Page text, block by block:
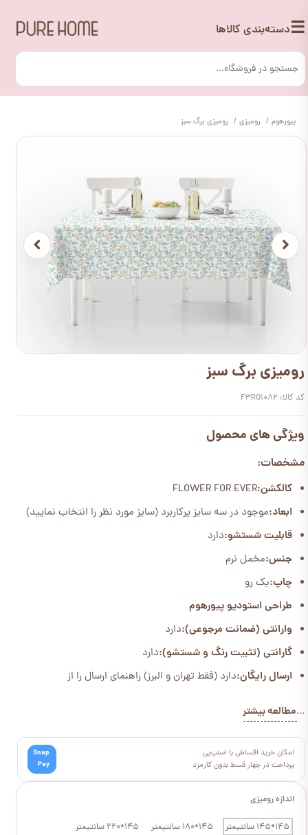
☰دسته‌بندی کالاها
پیورهوم رومیزی رومیزی برگ سبز
اندازه رومیزی
145*145 سانتیمتر 145*180 سانتیمتر 145*220 سانتیمتر
رومیزی برگ سبز
کد کالا: F3RO1082
ویژگی های محصول
مشخصات:
کالکشن:FLOWER FOR EVER
ابعاد:موجود در سه سایز پرکاربرد (سایز مورد نظر را انتخاب نمایید)
قابلیت شستشو:دارد
جنس:مخمل نرم
چاپ:یک رو
طراحی استودیو پیورهوم
وارانتی (ضمانت مرجوعی):دارد
گارانتی (تثبیت رنگ و شستشو):دارد
ارسال رایگان:دارد (فقط تهران و البرز) راهنمای ارسال را از
...مطالعه بیشتر
امکان خرید اقساطی با اسنپ‌پی
پرداخت در چهار قسط بدون کارمزد
Snap
Pay